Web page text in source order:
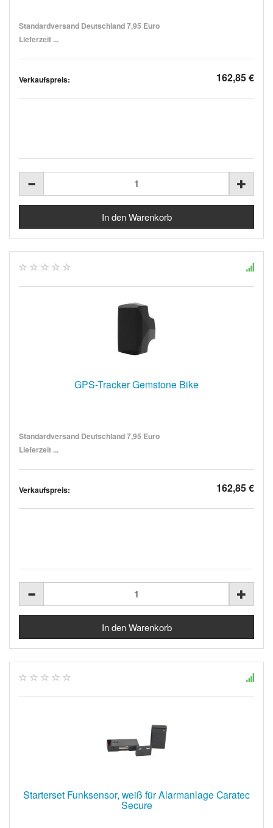
Standardversand Deutschland 7,95 Euro
Lieferzeit ...
Verkaufspreis: 162,85 €
GPS-Tracker Gemstone Bike
Standardversand Deutschland 7,95 Euro
Lieferzeit ...
Verkaufspreis: 162,85 €
Starterset Funksensor, weiß für Alarmanlage Caratec
Secure